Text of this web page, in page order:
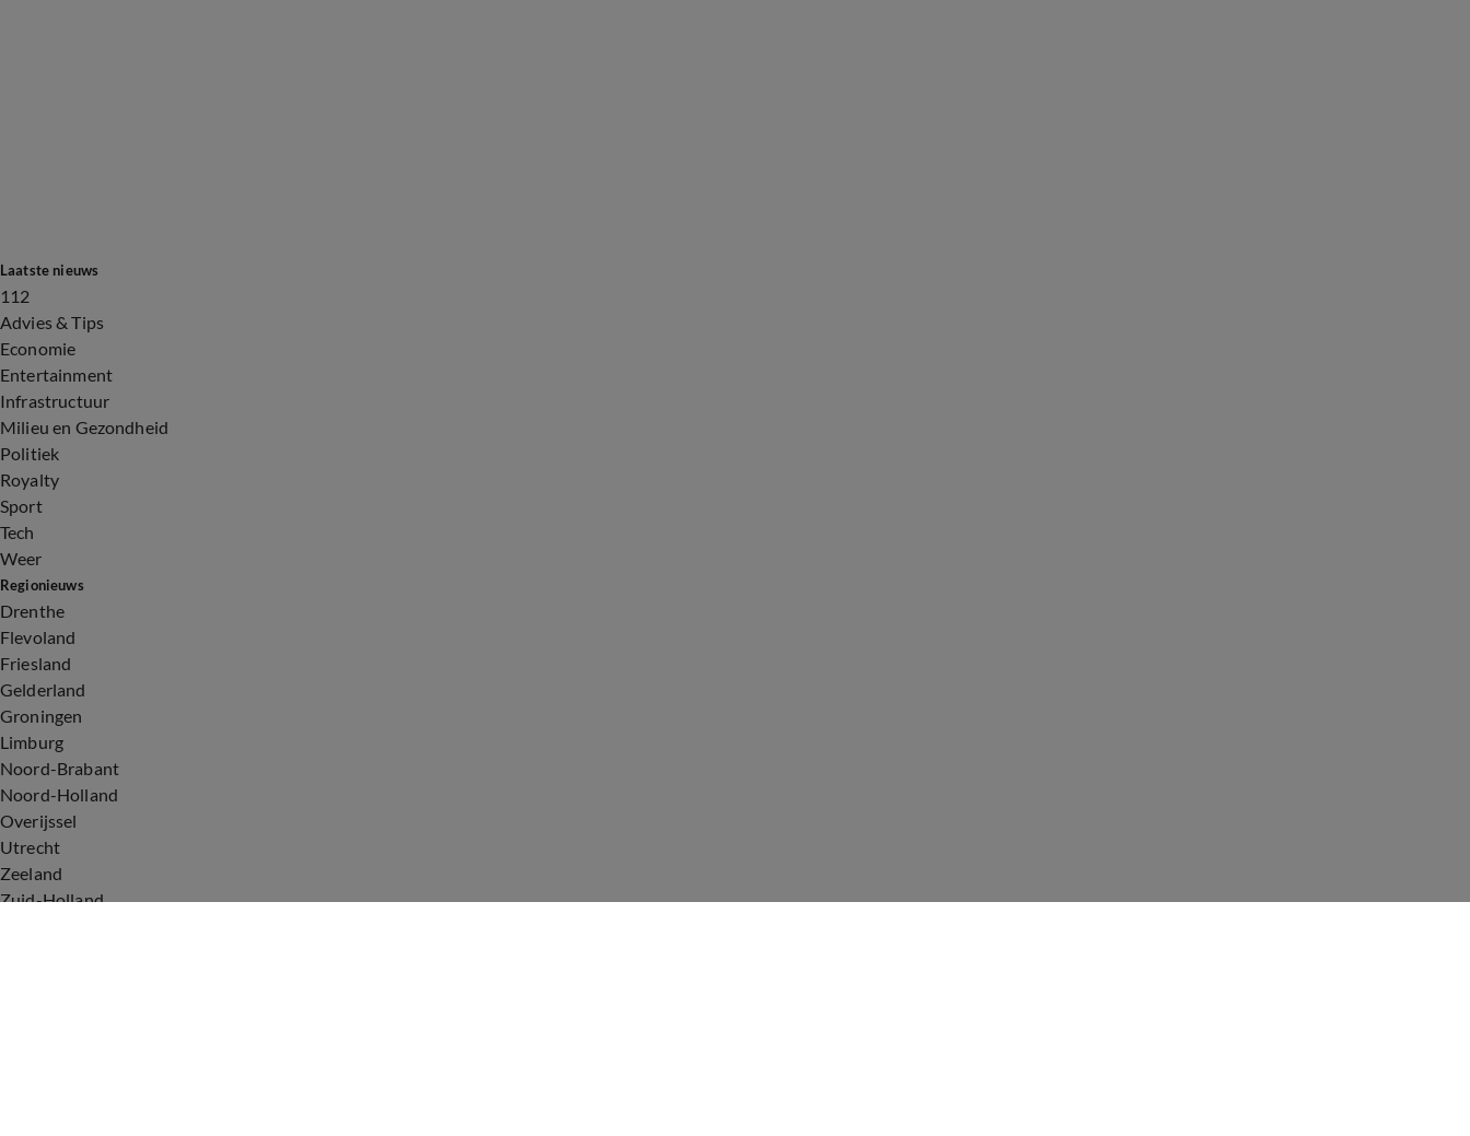
Laatste nieuws
112
Advies & Tips
Economie
Entertainment
Infrastructuur
Milieu en Gezondheid
Politiek
Royalty
Sport
Tech
Weer
Regionieuws
Drenthe
Flevoland
Friesland
Gelderland
Groningen
Limburg
Noord-Brabant
Noord-Holland
Overijssel
Utrecht
Zeeland
Zuid-Holland